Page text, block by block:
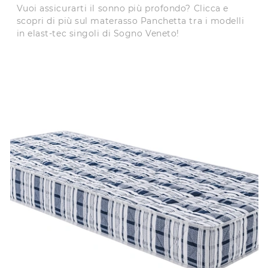
Vuoi assicurarti il sonno più profondo? Clicca e
scopri di più sul materasso Panchetta tra i modelli
in elast-tec singoli di Sogno Veneto!